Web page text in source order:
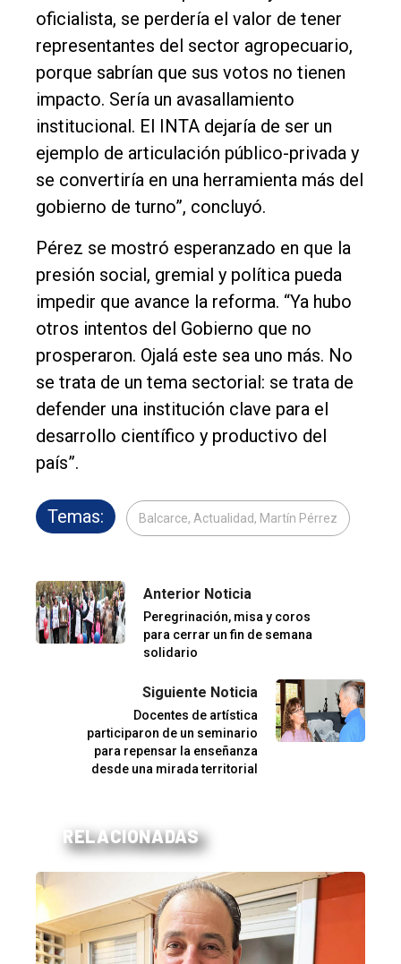
oficialista, se perdería el valor de tener
representantes del sector agropecuario,
porque sabrían que sus votos no tienen
impacto. Sería un avasallamiento
institucional. El INTA dejaría de ser un
ejemplo de articulación público-privada y
se convertiría en una herramienta más del
gobierno de turno”, concluyó.
Pérez se mostró esperanzado en que la
presión social, gremial y política pueda
impedir que avance la reforma. “Ya hubo
otros intentos del Gobierno que no
prosperaron. Ojalá este sea uno más. No
se trata de un tema sectorial: se trata de
defender una institución clave para el
desarrollo científico y productivo del
país”.
Temas: Balcarce, Actualidad, Martín Pérrez
Anterior Noticia
Peregrinación, misa y coros
para cerrar un fin de semana
solidario
Siguiente Noticia
Docentes de artística
participaron de un seminario
para repensar la enseñanza
desde una mirada territorial
RELACIONADAS